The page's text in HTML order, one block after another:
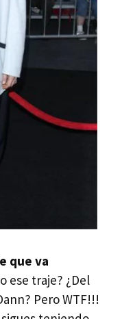
que va
ese traje? ¿Del
Pero WTF!!!